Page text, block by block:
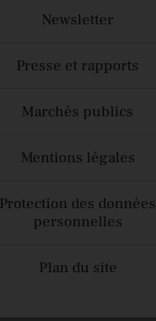
Newsletter
Presse et rapports
Marchés publics
Mentions légales
Protection des données
personnelles
Plan du site